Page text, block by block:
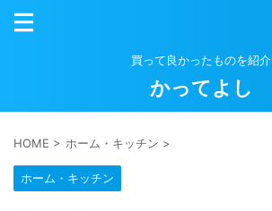
買って良かったものを紹介
かってよし
HOME > ホーム・キッチン >
ホーム・キッチン